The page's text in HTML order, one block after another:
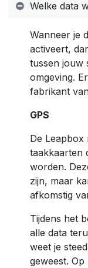
Welke data
Wanneer je
activeert,
tussen jouw
omgeving.
fabrikant
GPS
De Leapbox
taakkaarten
worden.
zijn, maar
afkomstig
Tijdens het
alle data
weet je
geweest.